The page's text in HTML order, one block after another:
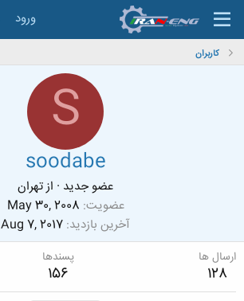
ورود
کاربران
S
soodabe
عضو جدید · ازتهران
عضویت May 30, 2008
آخرین بازدید Aug 7, 2017
ارسال ها
128
پسندها
156